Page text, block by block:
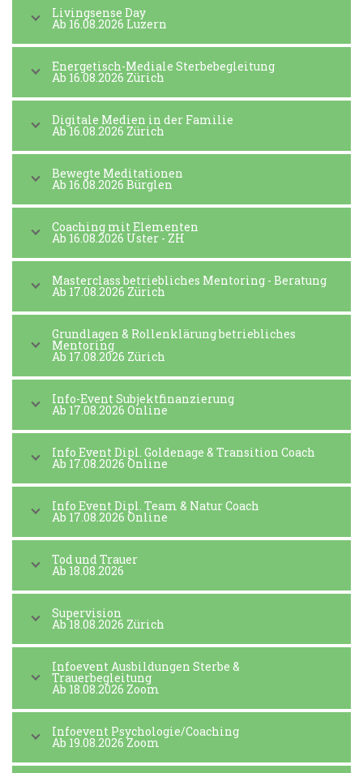
Livingsense Day
Ab 16.08.2026 Luzern
Energetisch-Mediale Sterbebegleitung
Ab 16.08.2026 Zürich
Digitale Medien in der Familie
Ab 16.08.2026 Zürich
Bewegte Meditationen
Ab 16.08.2026 Bürglen
Coaching mit Elementen
Ab 16.08.2026 Uster - ZH
Masterclass betriebliches Mentoring - Beratung
Ab 17.08.2026 Zürich
Grundlagen & Rollenklärung betriebliches
Mentoring
Ab 17.08.2026 Zürich
Info-Event Subjektfinanzierung
Ab 17.08.2026 Online
Info Event Dipl. Goldenage & Transition Coach
Ab 17.08.2026 Online
Info Event Dipl. Team & Natur Coach
Ab 17.08.2026 Online
Tod und Trauer
Ab 18.08.2026
Supervision
Ab 18.08.2026 Zürich
Infoevent Ausbildungen Sterbe &
Trauerbegleitung
Ab 18.08.2026 Zoom
Infoevent Psychologie/Coaching
Ab 19.08.2026 Zoom